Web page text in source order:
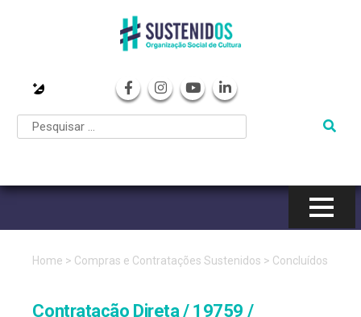
Pular
o
Home > Compras e Contratações Sustenidos > Concluídos
Contratação Direta / 19759 /